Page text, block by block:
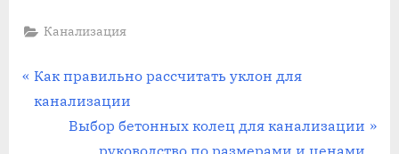
Канализация
Навигация
П
р
Как правильно рассчитать уклон для
канализации
С
Выбор бетонных колец для канализации